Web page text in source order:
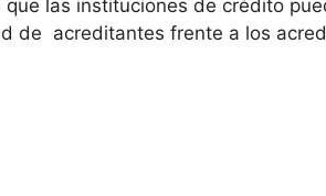
las instituciones de crédito
de acreditantes frente a los